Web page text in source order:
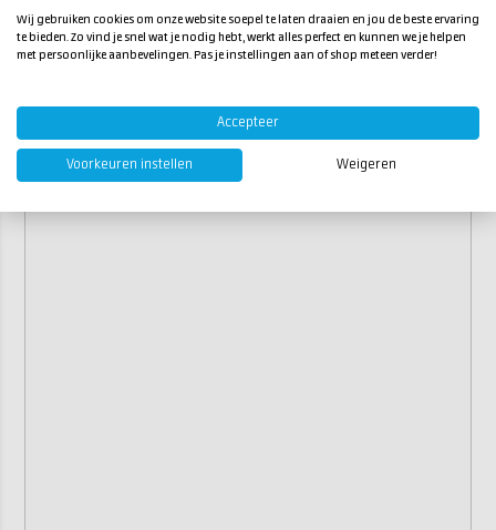
Wij gebruiken cookies om onze website soepel te laten draaien en jou de beste ervaring
te bieden. Zo vind je snel wat je nodig hebt, werkt alles perfect en kunnen we je helpen
met persoonlijke aanbevelingen. Pas je instellingen aan of shop meteen verder!
Accepteer
Voorkeuren instellen Weigeren